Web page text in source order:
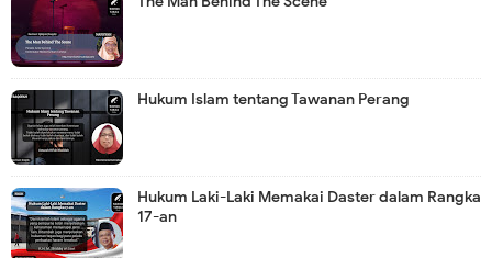
Hukum Islam tentang Tawanan Perang
Hukum Laki-Laki Memakai Daster dalam Rangka
17-an